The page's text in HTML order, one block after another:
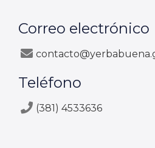
Correo electrónico
Teléfono
(381) 4533636